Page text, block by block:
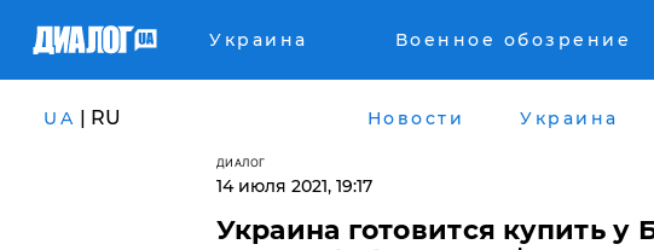
Украина Военное обозрение
UA | RU Новости Украина
ДИАЛОГ
14 июля 2021, 19:17
​Украина готовится купить у